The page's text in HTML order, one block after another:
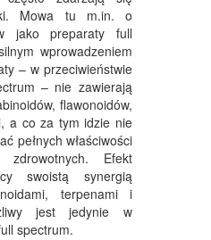
Mowa tu m.in. o
jako preparaty full
wprowadzeniem
– w przeciwieństwie
– nie zawierają
flawonoidów,
a co za tym idzie nie
pełnych właściwości
zdrowotnych. Efekt
swoistą synergią
terpenami i
jest jedynie w
spectrum.